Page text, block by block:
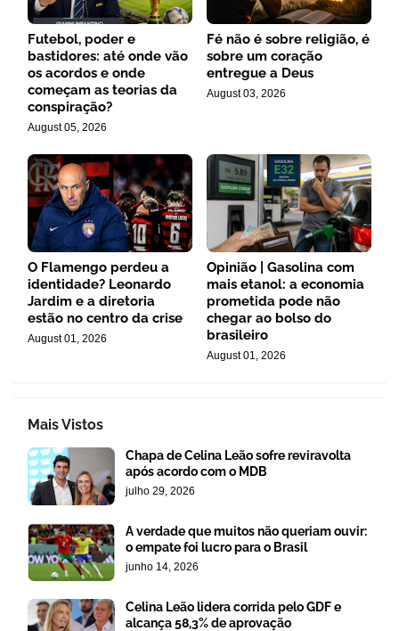
Futebol, poder e
bastidores: até onde vão
os acordos e onde
começam as teorias da
conspiração?
August 05, 2026
Fé não é sobre religião, é
sobre um coração
entregue a Deus
August 03, 2026
O Flamengo perdeu a
identidade? Leonardo
Jardim e a diretoria
estão no centro da crise
August 01, 2026
Opinião | Gasolina com
mais etanol: a economia
prometida pode não
chegar ao bolso do
brasileiro
August 01, 2026
Mais Vistos
Chapa de Celina Leão sofre reviravolta
após acordo com o MDB
julho 29, 2026
A verdade que muitos não queriam ouvir:
o empate foi lucro para o Brasil
junho 14, 2026
Celina Leão lidera corrida pelo GDF e
alcança 58,3% de aprovação